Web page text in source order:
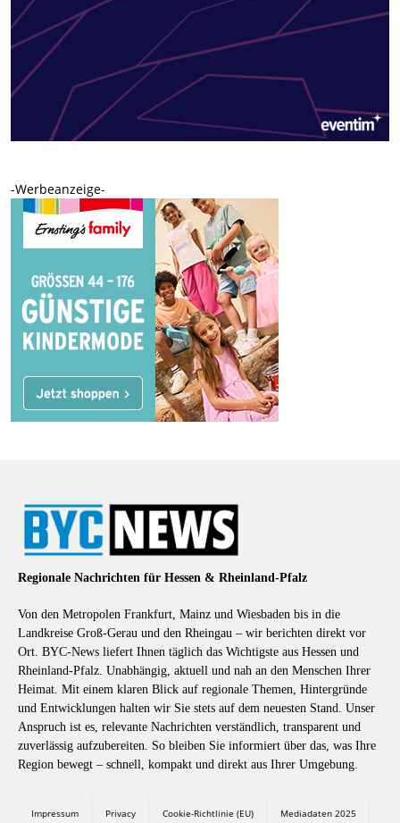
-Werbeanzeige-
Regionale Nachrichten für Hessen & Rheinland-Pfalz
Von den Metropolen Frankfurt, Mainz und Wiesbaden bis in die
Landkreise Groß-Gerau und den Rheingau – wir berichten direkt vor
Ort. BYC-News liefert Ihnen täglich das Wichtigste aus Hessen und
Rheinland-Pfalz. Unabhängig, aktuell und nah an den Menschen Ihrer
Heimat. Mit einem klaren Blick auf regionale Themen, Hintergründe
und Entwicklungen halten wir Sie stets auf dem neuesten Stand. Unser
Anspruch ist es, relevante Nachrichten verständlich, transparent und
zuverlässig aufzubereiten. So bleiben Sie informiert über das, was Ihre
Region bewegt – schnell, kompakt und direkt aus Ihrer Umgebung.
Impressum Privacy Cookie-Richtlinie (EU) Mediadaten 2025